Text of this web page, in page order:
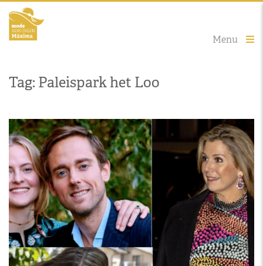
Menu
Tag: Paleispark het Loo